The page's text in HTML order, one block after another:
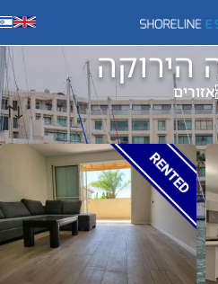
הירוקה
אזורים